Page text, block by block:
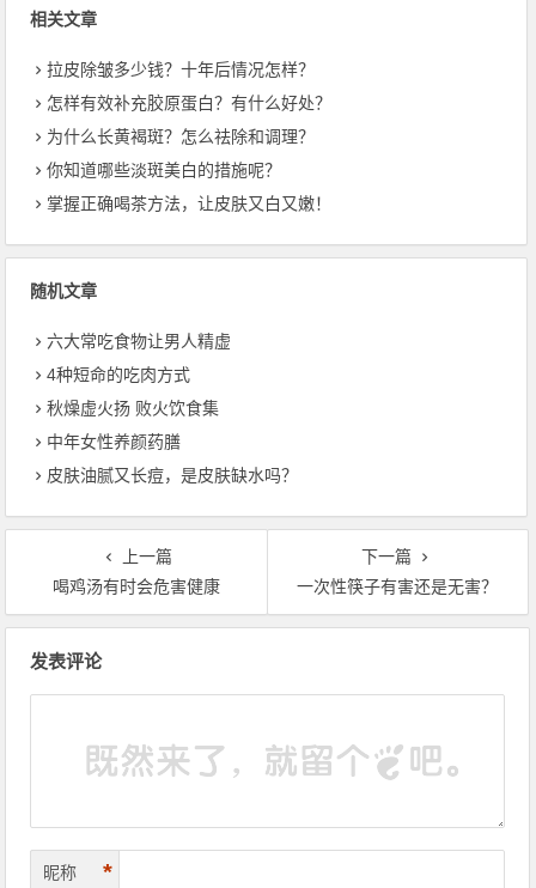
相关文章
拉皮除皱多少钱？十年后情况怎样？
怎样有效补充胶原蛋白？有什么好处？
为什么长黄褐斑？怎么祛除和调理？
你知道哪些淡斑美白的措施呢？
掌握正确喝茶方法，让皮肤又白又嫩！
随机文章
六大常吃食物让男人精虚
4种短命的吃肉方式
秋燥虚火扬 败火饮食集
中年女性养颜药膳
皮肤油腻又长痘，是皮肤缺水吗？
上一篇
喝鸡汤有时会危害健康
下一篇
一次性筷子有害还是无害？
发表评论
昵称 *